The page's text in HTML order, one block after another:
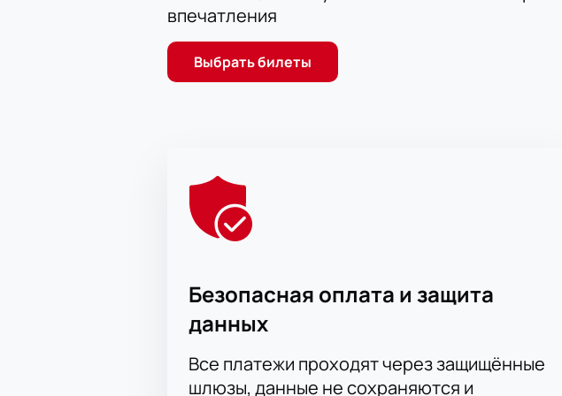
впечатления
Выбрать билеты
Безопасная оплата и защита
данных
Все платежи проходят через защищённые
шлюзы, данные не сохраняются и